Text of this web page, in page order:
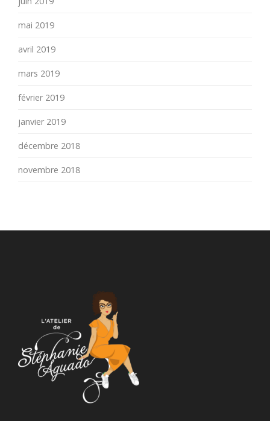
mai 2019
avril 2019
mars 2019
février 2019
janvier 2019
décembre 2018
novembre 2018